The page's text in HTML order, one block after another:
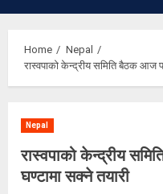
Menu
Home
Nepal
रास्वपाको केन्द्रीय समिति बैठक आज
Nepal
रास्वपाको केन्द्रीय
घण्टामा सक्ने तयारी